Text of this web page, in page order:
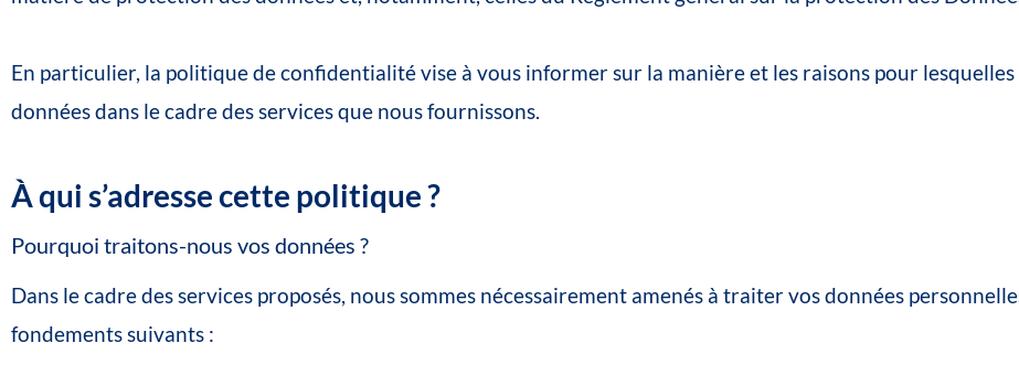
En particulier, la politiquedeconfidentialitévise à vous informersur la manièreet les raisons pour lesquelles
donnéesdans lecadredesservicesque nousfournissons.
Àqui s’adressecette politique?
Pourquoi traitons-nous vos données ?
Dans lecadredesservices proposés, noussommes nécessairement amenés à traitervosdonnées
fondementssuivants :